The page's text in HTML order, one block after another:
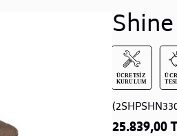
25.839,00